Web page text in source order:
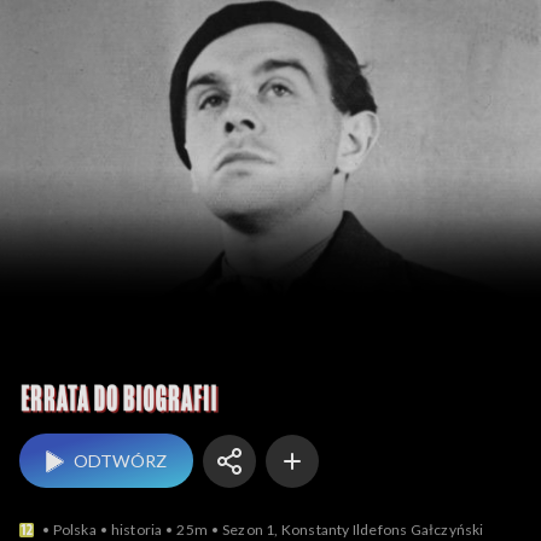
Errata do biografii
ODTWÓRZ
Polska historia 25m Sezon 1, Konstanty Ildefons Gałczyński